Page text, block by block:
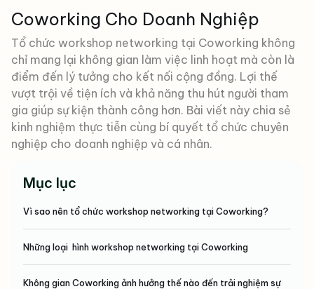
Coworking Cho Doanh Nghiệp
Tổ chức workshop networking tại Coworking không
chỉ mang lại không gian làm việc linh hoạt mà còn là
điểm đến lý tưởng cho kết nối cộng đồng. Lợi thế
vượt trội về tiện ích và khả năng thu hút người tham
gia giúp sự kiện thành công hơn. Bài viết này chia sẻ
kinh nghiệm thực tiễn cùng bí quyết tổ chức chuyên
nghiệp cho doanh nghiệp và cá nhân.
Mục lục
Vì sao nên tổ chức workshop networking tại Coworking?
Những loại hình workshop networking tại Coworking
Không gian Coworking ảnh hưởng thế nào đến trải nghiệm sự